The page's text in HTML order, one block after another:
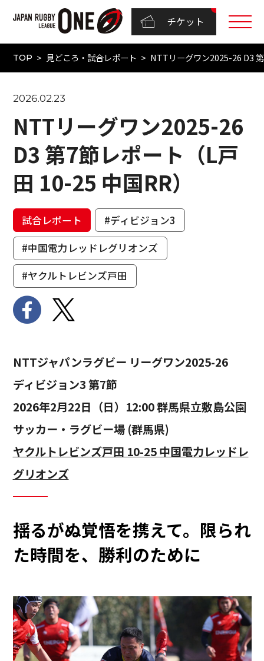
チケット
TOP 見どころ・試合レポート NTTリーグワン2025-26 D3
2026.02.23
NTTリーグワン2025-26
D3 第7節レポート（L戸
田 10-25 中国RR）
試合レポート
#ディビジョン3
#中国電力レッドレグリオンズ
#ヤクルトレビンズ戸田
NTTジャパンラグビー リーグワン2025-26
ディビジョン3 第7節
2026年2月22日（日）12:00 群馬県立敷島公園
サッカー・ラグビー場 (群馬県)
ヤクルトレビンズ戸田 10-25 中国電力レッドレ
グリオンズ
揺るがぬ覚悟を携えて。限られ
た時間を、勝利のために